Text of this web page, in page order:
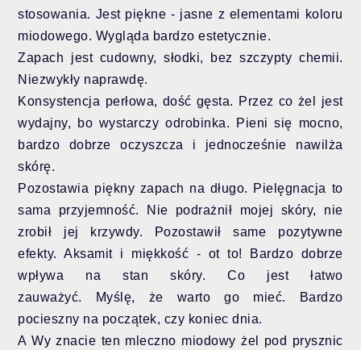
stosowania. Jest piękne - jasne z elementami koloru
miodowego. Wygląda bardzo estetycznie.
Zapach jest cudowny, słodki, bez szczypty chemii.
Niezwykły naprawdę.
Konsystencja perłowa, dość gęsta. Przez co żel jest
wydajny, bo wystarczy odrobinka. Pieni się mocno,
bardzo dobrze oczyszcza i jednocześnie nawilża
skórę.
Pozostawia piękny zapach na długo. Pielęgnacja to
sama przyjemność.
Nie podrażnił mojej skóry, nie
zrobił jej krzywdy. Pozostawił same pozytywne
efekty. Aksamit i miękkość - ot to! Bardzo dobrze
wpływa na stan skóry. Co jest łatwo
zauważyć.
Myślę, że warto go mieć. Bardzo
pocieszny na początek, czy koniec dnia.
A Wy znacie ten mleczno miodowy żel pod prysznic